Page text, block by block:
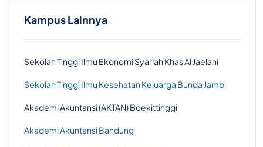
Kampus Lainnya
Sekolah Tinggi Ilmu Ekonomi Syariah Khas Al Jaelani
Sekolah Tinggi Ilmu Kesehatan Keluarga Bunda Jambi
Akademi Akuntansi (AKTAN) Boekittinggi
Akademi Akuntansi Bandung